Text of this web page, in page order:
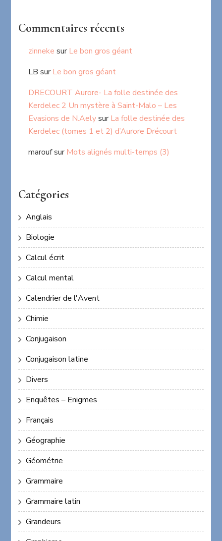
Commentaires récents
zinneke surLe bon gros géant
LB surLe bon gros géant
DRECOURT Aurore- La folle destinée des
Kerdelec 2 Un mystère à Saint-Malo – Les
Evasions de N.AelysurLa folle destinée des
Kerdelec (tomes 1 et 2) d’Aurore Drécourt
maroufsurMots alignés multi-temps (3)
Catégories
Anglais
Biologie
Calcul écrit
Calcul mental
Calendrier de l'Avent
Chimie
Conjugaison
Conjugaison latine
Divers
Enquêtes – Enigmes
Français
Géographie
Géométrie
Grammaire
Grammaire latin
Grandeurs